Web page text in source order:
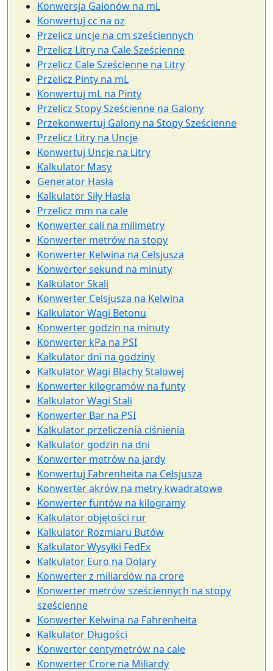
Konwersja Galonów na mL
Konwertuj cc na oz
Przelicz uncje na cm sześciennych
Przelicz Litry na Cale Sześcienne
Przelicz Cale Sześcienne na Litry
Przelicz Pinty na mL
Konwertuj mL na Pinty
Przelicz Stopy Sześcienne na Galony
Przekonwertuj Galony na Stopy Sześcienne
Przelicz Litry na Uncje
Konwertuj Uncje na Litry
Kalkulator Masy
Generator Hasła
Kalkulator Siły Hasła
Przelicz mm na cale
Konwerter cali na milimetry
Konwerter metrów na stopy
Konwerter Kelwina na Celsjusza
Konwerter sekund na minuty
Kalkulator Skali
Konwerter Celsjusza na Kelwina
Kalkulator Wagi Betonu
Konwerter godzin na minuty
Konwerter kPa na PSI
Kalkulator dni na godziny
Kalkulator Wagi Blachy Stalowej
Konwerter kilogramów na funty
Kalkulator Wagi Stali
Konwerter Bar na PSI
Kalkulator przeliczenia ciśnienia
Kalkulator godzin na dni
Konwerter metrów na jardy
Konwertuj Fahrenheita na Celsjusza
Konwerter akrów na metry kwadratowe
Konwerter funtów na kilogramy
Kalkulator objętości rur
Kalkulator Rozmiaru Butów
Kalkulator Wysyłki FedEx
Kalkulator Euro na Dolary
Konwerter z miliardów na crore
Konwerter metrów sześciennych na stopy
sześcienne
Konwerter Kelwina na Fahrenheita
Kalkulator Długości
Konwerter centymetrów na cale
Konwerter Crore na Miliardy